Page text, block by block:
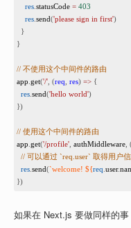
res statusCode = 403
res send('please sign in first')
  }
}
// 不使用这个中间件的路由
app get('/' , (req res) => {
res send('hello world')
})
// 使用这个中间件的路由
app get('/profile' authMiddleware , (
// 可以通过 `req.user` 取得用户信
res send(`welcome! ${req user.
})
如果在 Next.js 要做同样的事